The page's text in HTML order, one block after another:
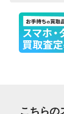
こちらの